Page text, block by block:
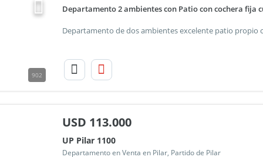
902
Departamento 2 ambientes con Patio con cochera fija
USD 113.000
UP Pilar 1100
Departamento en Venta en Pilar, Partido de Pilar